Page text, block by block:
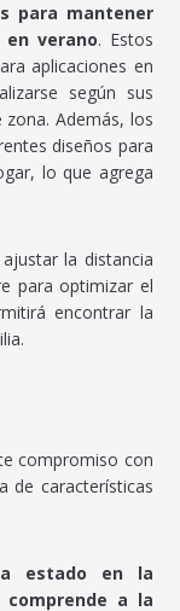
para mantener
verano. Estos
aplicaciones en
según sus
Además, los
diseños para
lo que agrega
la distancia
para optimizar el
encontrar la
compromiso con
de características
estado en la
a la